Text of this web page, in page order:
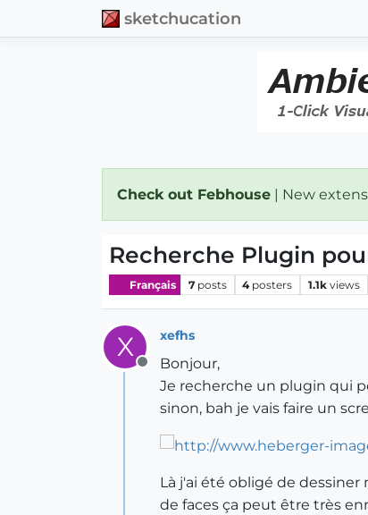
sketchucation
Check out Febhouse | New
Recherche Plugin
Français 7 posts 4 posters 1.1k views
X
Offline
xefhs
Bonjour,
Je recherche un plugin qui
sinon, bah je vais faire un
Là j'ai été obligé de
de faces ça peut être très